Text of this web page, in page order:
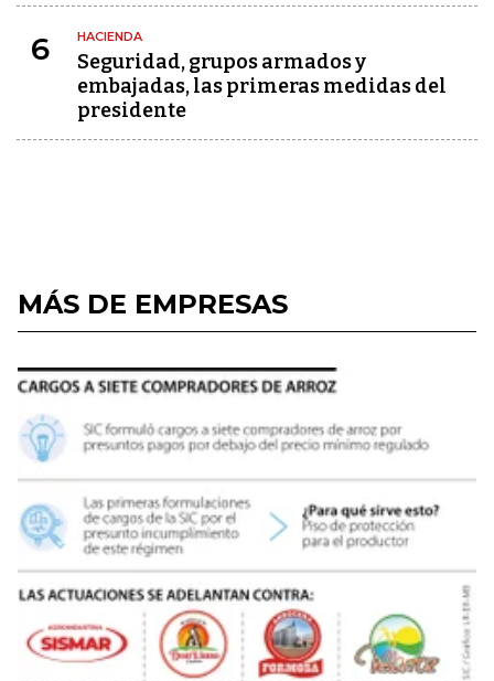
6 HACIENDA
Seguridad, grupos armados y
embajadas, las primeras medidas del
presidente
MÁS DE EMPRESAS